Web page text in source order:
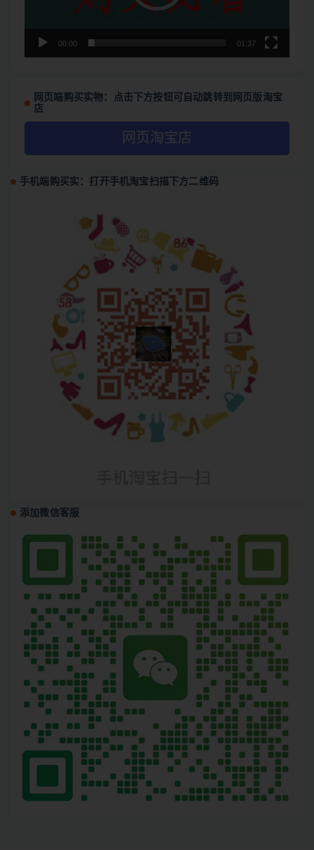
00:00 01:37
网页端购买实物：点击下方按钮可自动跳转到网页版淘宝
店
网页淘宝店
手机端购买实：打开手机淘宝扫描下方二维码
添加微信客服